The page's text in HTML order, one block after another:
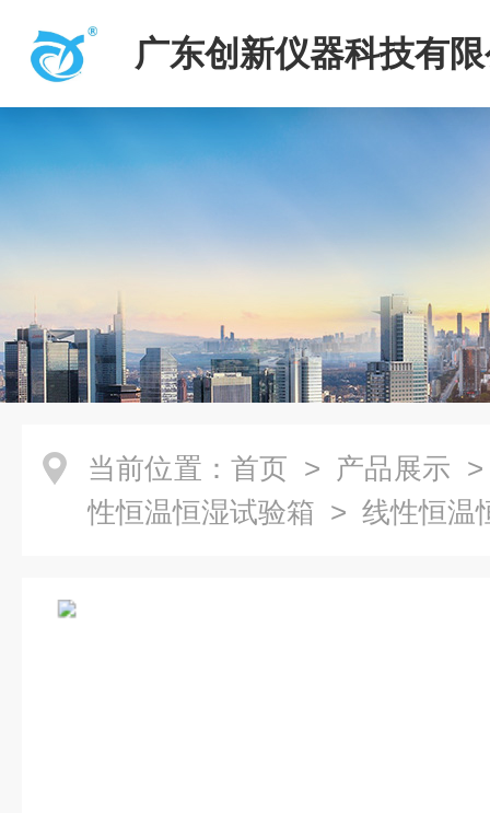
广东创新仪器科技有
当前位置： 首页 > 产品展示
性恒温恒湿试验箱 > 线性恒温